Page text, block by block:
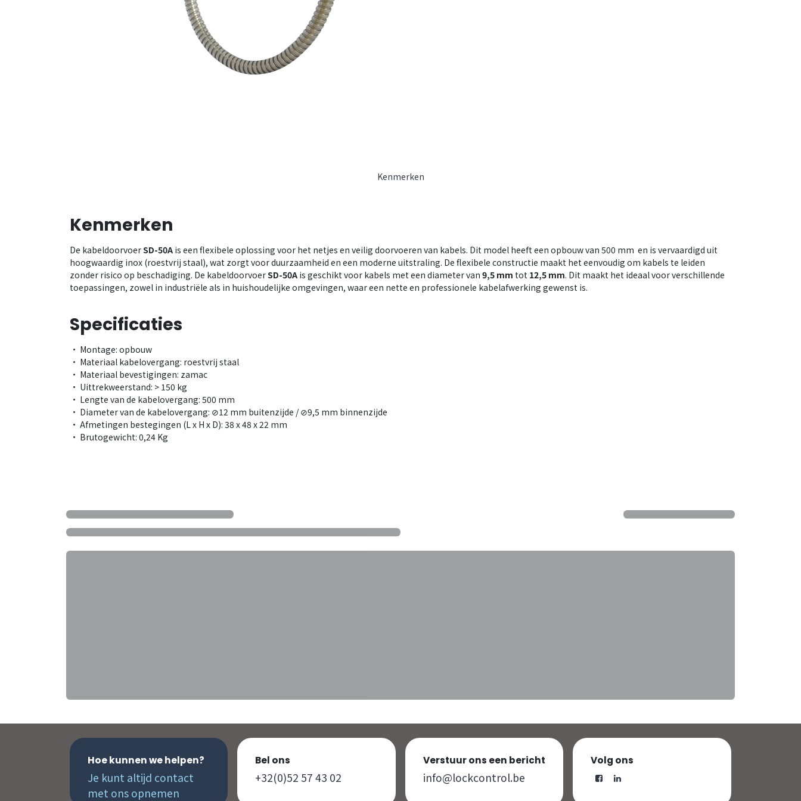
Kenmerken
Kenmerken
De kabeldoorvoerSD-50A is een flexibele oplossing voor het netjes en veilig doorvoeren van kabels. Dit model heeft een opbouw van 500 mm en is vervaardigd uit
hoogwaardig inox (roestvrij staal), wat zorgt voor duurzaamheid en een moderne uitstraling. De flexibele constructie maakt het eenvoudig om kabels te leiden
zonder risico op beschadiging. De kabeldoorvoerSD-50A is geschikt voor kabels met een diameter van 9,5 mm tot 12,5 mm. Dit maakt het ideaal voor verschillende
toepassingen, zowel in industriële als in huishoudelijke omgevingen, waar een nette en professionele kabelafwerking gewenst is.
Specificaties
• Montage: opbouw
• Materiaal kabelovergang: roestvrij staal
• Materiaal bevestigingen: zamac
• Uittrekweerstand: > 150 kg
• Lengte van de kabelovergang: 500 mm
• Diameter van de kabelovergang: ⊘12 mm buitenzijde / ⊘9,5 mm binnenzijde
• Afmetingen bestegingen (L x H x D): 38 x 48 x 22 mm
• Brutogewicht: 0,24 Kg
Hoe kunnen we helpen?
Je kunt altijd contact
met ons opnemen
Bel ons
+32(0)52 57 43 02
Verstuur ons een bericht
info@lockcontrol.be
Volg ons